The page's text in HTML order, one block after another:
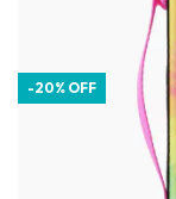
-20% OFF